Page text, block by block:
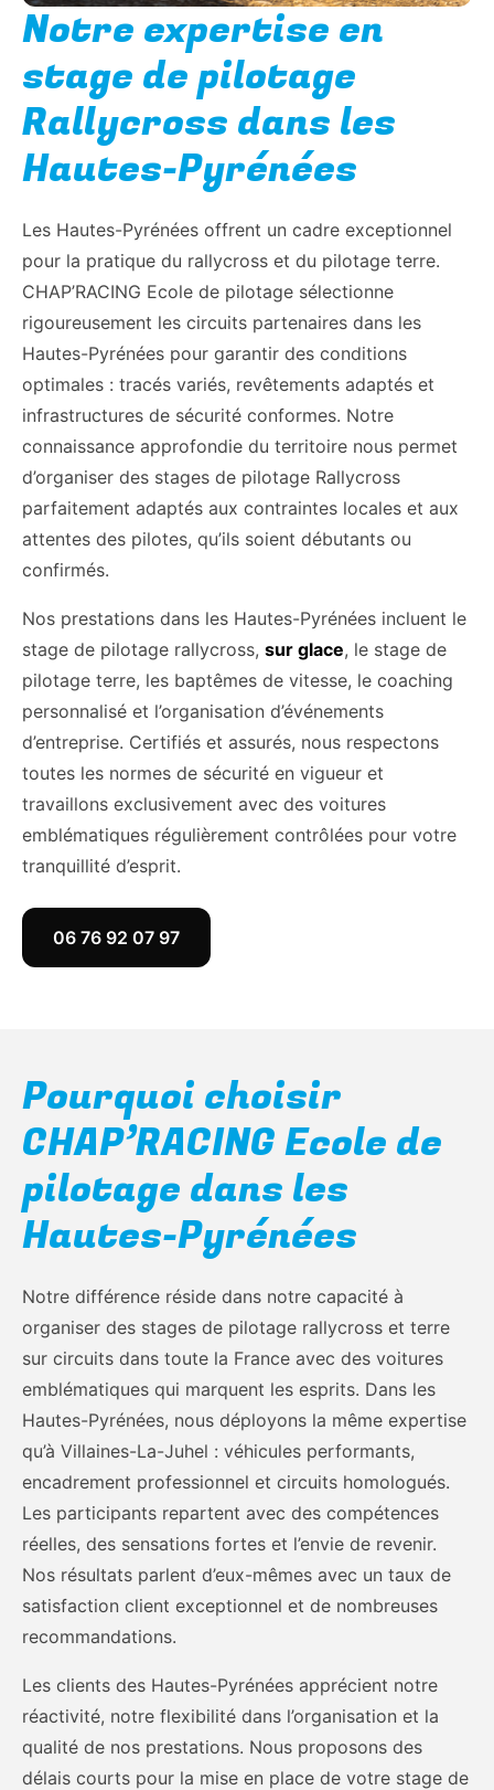
Notre expertise en
stage de pilotage
Rallycross dans les
Hautes-Pyrénées
Les Hautes-Pyrénées offrent un cadre exceptionnel
pour la pratique du rallycross et du pilotage terre.
CHAP’RACING Ecole de pilotage sélectionne
rigoureusement les circuits partenaires dans les
Hautes-Pyrénées pour garantir des conditions
optimales : tracés variés, revêtements adaptés et
infrastructures de sécurité conformes. Notre
connaissance approfondie du territoire nous permet
d’organiser des stages de pilotage Rallycross
parfaitement adaptés aux contraintes locales et aux
attentes des pilotes, qu’ils soient débutants ou
confirmés.
Nos prestations dans les Hautes-Pyrénées incluent le
stage de pilotage rallycross, sur glace, le stage de
pilotage terre, les baptêmes de vitesse, le coaching
personnalisé et l’organisation d’événements
d’entreprise. Certifiés et assurés, nous respectons
toutes les normes de sécurité en vigueur et
travaillons exclusivement avec des voitures
emblématiques régulièrement contrôlées pour votre
tranquillité d’esprit.
06 76 92 07 97
Pourquoi choisir
CHAP’RACING Ecole de
pilotage dans les
Hautes-Pyrénées
Notre différence réside dans notre capacité à
organiser des stages de pilotage rallycross et terre
sur circuits dans toute la France avec des voitures
emblématiques qui marquent les esprits. Dans les
Hautes-Pyrénées, nous déployons la même expertise
qu’à Villaines-La-Juhel : véhicules performants,
encadrement professionnel et circuits homologués.
Les participants repartent avec des compétences
réelles, des sensations fortes et l’envie de revenir.
Nos résultats parlent d’eux-mêmes avec un taux de
satisfaction client exceptionnel et de nombreuses
recommandations.
Les clients des Hautes-Pyrénées apprécient notre
réactivité, notre flexibilité dans l’organisation et la
qualité de nos prestations. Nous proposons des
délais courts pour la mise en place de votre stage de